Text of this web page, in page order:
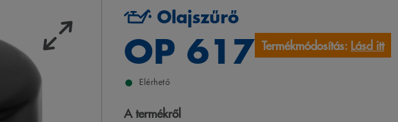
Olajszűrő
OP 617 Termékmódosítás: Lásd itt
Elérhető
A termékről